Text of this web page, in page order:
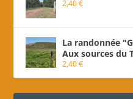
2,40€
La randonnée
Aux sources du
2,40€